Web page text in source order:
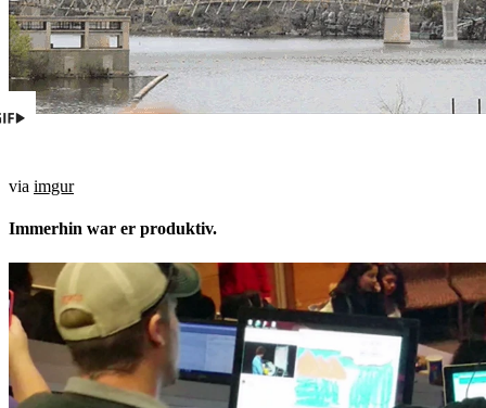
via imgur
Immerhin war er produktiv.